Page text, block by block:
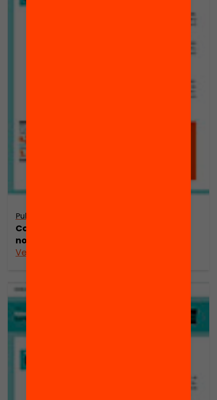
Publicació
Com podem millorar l’eficàcia del
nostre sistema educatiu?
Veure’n més